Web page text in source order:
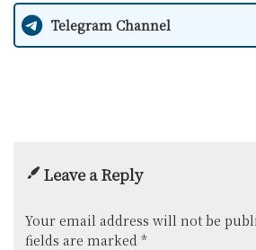
Telegram Channel
Leave a Reply
Your email address will not be
fields are marked *